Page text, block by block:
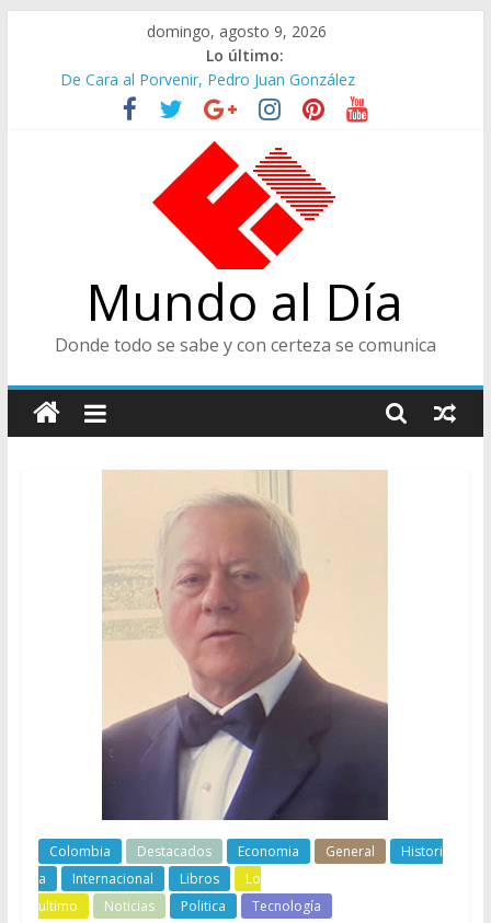
contenido
domingo, agosto 9, 2026
Lo último:
De Cara al Porvenir, Pedro Juan González
Altos Cargos y Envigadeños
Felices en la Fiesta de las Flores
Ministra de Cultura y Centro de Historia de Envigado
Mundo al Día
Donde todo se sabe y con certeza se comunica
Colombia Destacados Economia General
Histori
a
Internacional Libros
Lo
ultimo
Noticias Politica Tecnología